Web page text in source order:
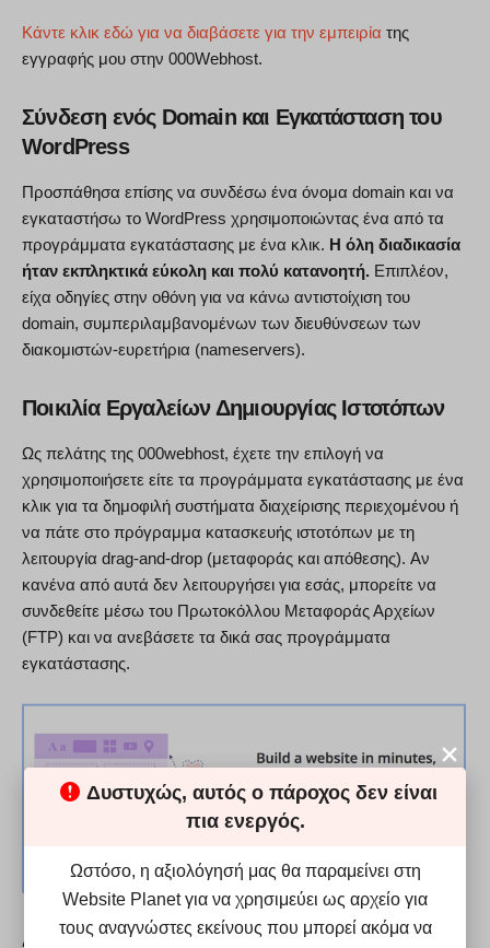
Κάντε κλικ εδώ για να διαβάσετε για την εμπειρία της
εγγραφής μου στην 000Webhost.
Σύνδεση ενός Domain και Εγκατάσταση του
WordPress
Προσπάθησα επίσης να συνδέσω ένα όνομα domain και να
εγκαταστήσω το WordPress χρησιμοποιώντας ένα από τα
προγράμματα εγκατάστασης με ένα κλικ. Η όλη διαδικασία
ήταν εκπληκτικά εύκολη και πολύ κατανοητή. Επιπλέον,
είχα οδηγίες στην οθόνη για να κάνω αντιστοίχιση του
domain, συμπεριλαμβανομένων των διευθύνσεων των
διακομιστών-ευρετήρια (nameservers).
Ποικιλία Εργαλείων Δημιουργίας Ιστοτόπων
Ως πελάτης της 000webhost, έχετε την επιλογή να
χρησιμοποιήσετε είτε τα προγράμματα εγκατάστασης με ένα
κλικ για τα δημοφιλή συστήματα διαχείρισης περιεχομένου ή
να πάτε στο πρόγραμμα κατασκευής ιστοτόπων με τη
λειτουργία drag-and-drop (μεταφοράς και απόθεσης). Αν
κανένα από αυτά δεν λειτουργήσει για εσάς, μπορείτε να
συνδεθείτε μέσω του Πρωτοκόλλου Μεταφοράς Αρχείων
(FTP) και να ανεβάσετε τα δικά σας προγράμματα
εγκατάστασης.
Δωρεάν Subdomains
Δυστυχώς, αυτός ο πάροχος δεν είναι
πια ενεργός.
Ωστόσο, η αξιολόγησή μας θα παραμείνει στη
Website Planet για να χρησιμεύει ως αρχείο για
τους αναγνώστες εκείνους που μπορεί ακόμα να